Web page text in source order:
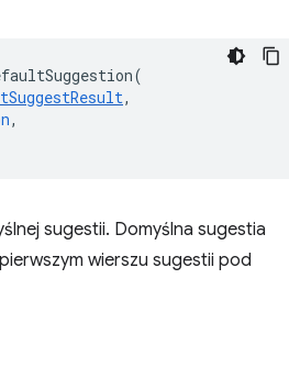
(
,
,
sugestii. Domyślna sugestia
wierszu sugestii pod